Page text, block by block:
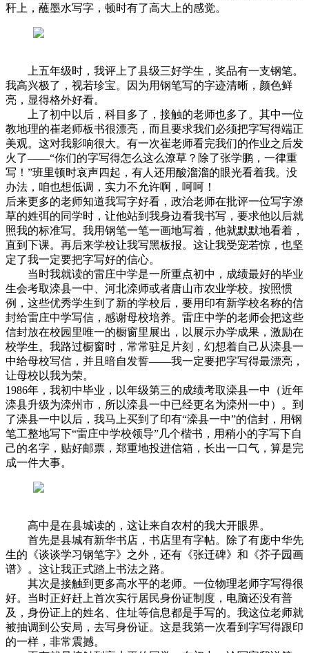
秆上，蘸墨水写字，顿时有了高大上的感觉。
上五年级时，我评上了县级三好学生，奖品有一支钢笔。
我高兴极了，视若珍宝。因为用钢笔写的字迹清晰，颜色鲜
亮，显得格外好看。
上了初中以后，科目多了，接触的老师也多了。其中一位
教地理的崔老师板书很漂亮，而且要求我们必须把字写得端正
美观。这对我影响很大。有一次崔老师看完我们的作业之后发
火了——“你们的字写得怎么这么潦草？除了张学鹏，一律重
写！”班里顿时哀声四起，有人还用酸溜溜的眼光看着我。没
办法，咱也想低调，实力不允许啊，呵呵！
后来更多的老师知道我写字好看，政治老师在批评一位写字潦
草的姓弭的同学时，让他站到我身边看我书写，要求他以后就
照我的标准写。我用钢笔一笔一画地写着，他就默默地看着，
直到下课。再后来学校让我写黑板报。这让我受宠若惊，也坚
定了我一定要把字写好的信心。
当时我就读的雷庄中学是一所重点初中，成绩最好的毕业
生会考取滦县一中、河北滦师或者唐山市农业学校。按照惯
例，这些优秀学生到了新的学校后，要用印有新学校名称的信
封给雷庄中学写信，感谢母校培养。雷庄中学的老师会把这些
信封放在校园里唯一的橱窗里展出，以展示办学成果，激励在
校学生。我路过橱窗时，常常驻足片刻，幻想着自己从滦县一
中给母校写信，并且暗自发誓——我一定要把字写得最漂亮，
让母校以我为荣。
1986年，我初中毕业，以年级第三的成绩考取滦县一中（近年
滦县升级为滦州市，所以滦县一中已经更名为滦州一中）。到
了滦县一中以后，我马上买到了印有“滦县一中”的信封，用钢
笔工整地写下“雷庄中学校领导”几个楷书，用稍小的字写下自
己的名字，贴好邮票，郑重地投进信箱，长出一口气，算是完
成一件大事。
高中是在县城读的，这让来自农村的我大开眼界。
首先是县城有新华书店，书店里有字帖。除了有庞中华先
生的《谈谈学习钢笔字》之外，还有《张迁碑》和《芥子园画
谱》。这让我正式踏上书法之路。
其次是接触到更多高水平的老师。一位物理老师字写得很
好。当时正好赶上首次实行居民身份证制度，电脑还没有普
及，身份证上的姓名、住址等信息都是手写的。我这位老师就
被抽调到公安局，去写身份证。这是我第一次看到字写得跟印
的一样，非常震撼。